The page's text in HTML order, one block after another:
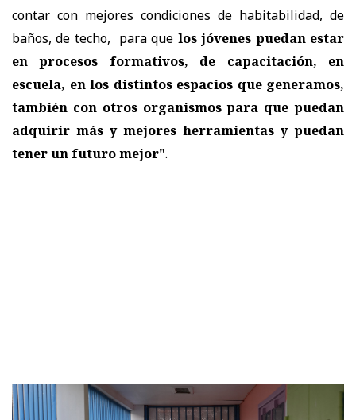
contar con mejores condiciones de habitabilidad, de
baños, de techo, para que los jóvenes puedan estar
en procesos formativos, de capacitación, en
escuela, en los distintos espacios que generamos,
también con otros organismos para que puedan
adquirir más y mejores herramientas y puedan
tener un futuro mejor".